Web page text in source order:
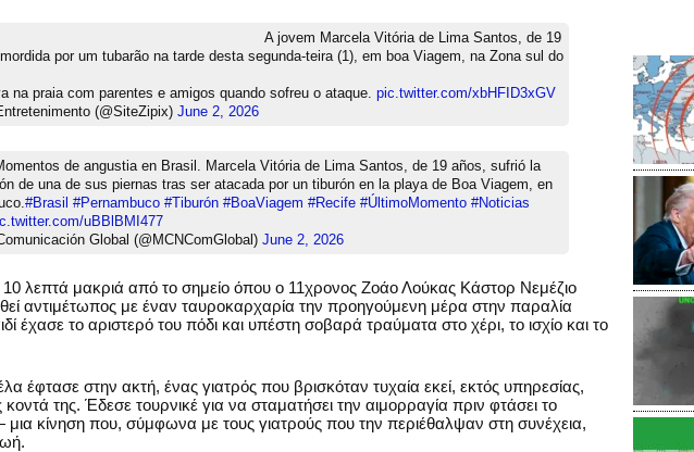
A jovem Marcela Vitória de Lima Santos, de 19
por um tubarão na tarde desta segunda-teira (1), em boa Viagem, na Zona sul do
na praia com parentes e amigos quando sofreu o ataque. pic.twitter.com/xbHFID3xGV
(@SiteZipix) June 2, 2026
de angustia en Brasil. Marcela Vitória de Lima Santos, de 19 años, sufrió la
de una de sus piernas tras ser atacada por un tiburón en la playa de Boa Viagem, en
#Brasil #Pernambuco #Tiburón #BoaViagem #Recife #ÚltimoMomento #Noticias
uBBlBMI477
Global (@MCNComGlobal) June 2, 2026
λεπτά μακριά από το σημείο όπου ο 11χρονος Ζοάο Λούκας Κάστορ Νεμέζιο
αντιμέτωπος με έναν ταυροκαρχαρία την προηγούμενη μέρα στην παραλία
έχασε το αριστερό του πόδι και υπέστη σοβαρά τραύματα στο χέρι, το ισχίο και το
έφτασε στην ακτή, ένας γιατρός που βρισκόταν τυχαία εκεί, εκτός υπηρεσίας,
της. Έδεσε τουρνικέ για να σταματήσει την αιμορραγία πριν φτάσει το
κίνηση που, σύμφωνα με τους γιατρούς που την περιέθαλψαν στη συνέχεια,